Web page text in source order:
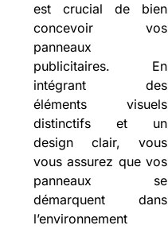
est crucial de bien
concevoir vos
panneaux
publicitaires. En
intégrant des
éléments visuels
distinctifs et un
design clair, vous
vous assurez que vos
panneaux se
démarquent dans
l’environnement